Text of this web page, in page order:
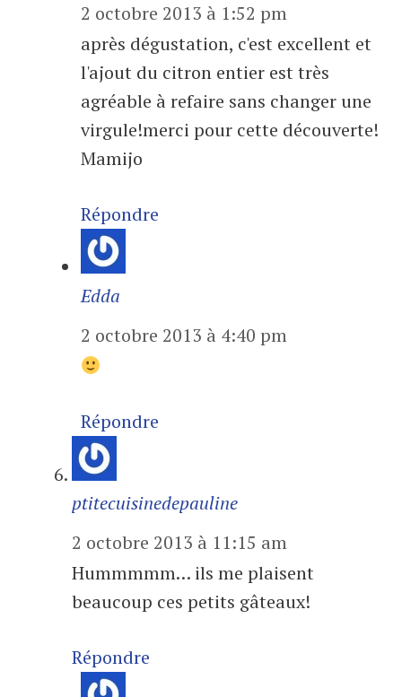
2 octobre 2013 à 1:52 pm
après dégustation, c'est excellent et
l'ajout du citron entier est très
agréable à refaire sans changer une
virgule!merci pour cette découverte!
Mamijo
Répondre
Edda
2 octobre 2013 à 4:40 pm
Répondre
ptitecuisinedepauline
2 octobre 2013 à 11:15 am
Hummmmm… ils me plaisent
beaucoup ces petits gâteaux!
Répondre